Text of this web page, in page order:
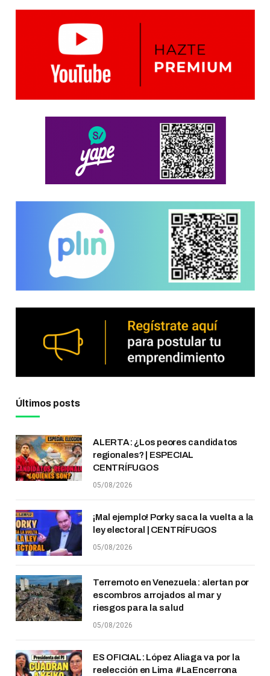
Últimos posts
ALERTA: ¿Los peores candidatos
regionales? | ESPECIAL
CENTRÍFUGOS
05/08/2026
¡Mal ejemplo! Porky saca la vuelta a la
ley electoral | CENTRÍFUGOS
05/08/2026
Terremoto en Venezuela: alertan por
escombros arrojados al mar y
riesgos para la salud
05/08/2026
ES OFICIAL: López Aliaga va por la
reelección en Lima #LaEncerrona